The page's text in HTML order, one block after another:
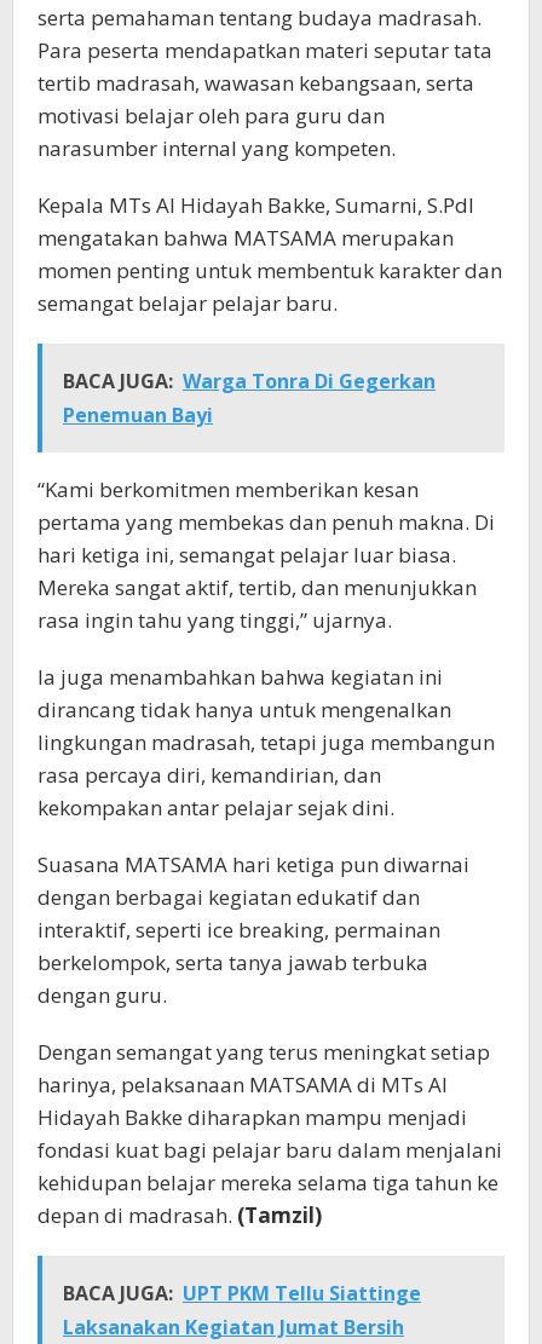
serta pemahaman tentang budaya madrasah.
Para peserta mendapatkan materi seputar tata
tertib madrasah, wawasan kebangsaan, serta
motivasi belajar oleh para guru dan
narasumber internal yang kompeten.
Kepala MTs Al Hidayah Bakke, Sumarni, S.PdI
mengatakan bahwa MATSAMA merupakan
momen penting untuk membentuk karakter dan
semangat belajar pelajar baru.
BACA JUGA: Warga Tonra Di Gegerkan
Penemuan Bayi
“Kami berkomitmen memberikan kesan
pertama yang membekas dan penuh makna. Di
hari ketiga ini, semangat pelajar luar biasa.
Mereka sangat aktif, tertib, dan menunjukkan
rasa ingin tahu yang tinggi,” ujarnya.
Ia juga menambahkan bahwa kegiatan ini
dirancang tidak hanya untuk mengenalkan
lingkungan madrasah, tetapi juga membangun
rasa percaya diri, kemandirian, dan
kekompakan antar pelajar sejak dini.
Suasana MATSAMA hari ketiga pun diwarnai
dengan berbagai kegiatan edukatif dan
interaktif, seperti ice breaking, permainan
berkelompok, serta tanya jawab terbuka
dengan guru.
Dengan semangat yang terus meningkat setiap
harinya, pelaksanaan MATSAMA di MTs Al
Hidayah Bakke diharapkan mampu menjadi
fondasi kuat bagi pelajar baru dalam menjalani
kehidupan belajar mereka selama tiga tahun ke
depan di madrasah. (Tamzil)
BACA JUGA: UPT PKM Tellu Siattinge
Laksanakan Kegiatan Jumat Bersih